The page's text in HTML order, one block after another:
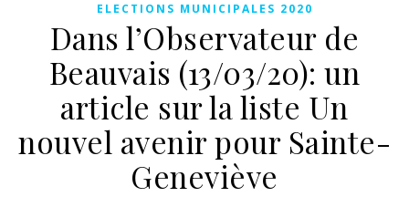
ELECTIONS MUNICIPALES 2020
Dans l’Observateur de
Beauvais (13/03/20): un
article sur la liste Un
nouvel avenir pour Sainte-
Geneviève